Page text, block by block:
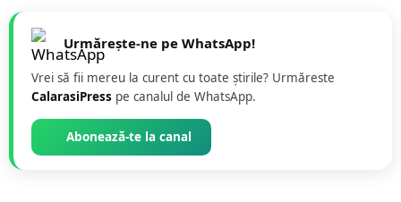
Urmărește-ne pe WhatsApp!
Vrei să fii mereu la curent cu toate știrile? Urmăreste
CalarasiPress pe canalul de WhatsApp.
Abonează-te la canal